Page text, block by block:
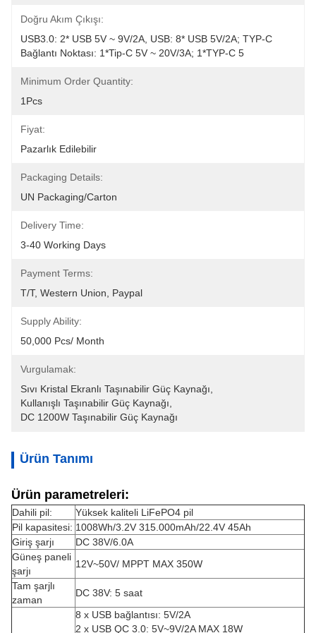
Doğru Akım Çıkışı:
USB3.0: 2* USB 5V ~ 9V/2A, USB: 8* USB 5V/2A; TYP-C
Bağlantı Noktası: 1*Tip-C 5V ~ 20V/3A; 1*TYP-C 5
Minimum Order Quantity:
1Pcs
Fiyat:
Pazarlık Edilebilir
Packaging Details:
UN Packaging/Carton
Delivery Time:
3-40 Working Days
Payment Terms:
T/T, Western Union, Paypal
Supply Ability:
50,000 Pcs/ Month
Vurgulamak:
Sıvı Kristal Ekranlı Taşınabilir Güç Kaynağı
Kullanışlı Taşınabilir Güç Kaynağı
DC 1200W Taşınabilir Güç Kaynağı
Ürün Tanımı
Ürün parametreleri:
Dahili pil:
Yüksek kaliteli LiFePO4 pil
Pil kapasitesi: 1008Wh/3.2V 315.000mAh/22.4V 45Ah
Giriş şarjı
DC 38V/6.0A
Güneş paneli
şarjı
12V~50V/ MPPT MAX 350W
Tam şarjlı
zaman
DC 38V: 5 saat
8 x USB bağlantısı: 5V/2A
2 x USB QC 3.0: 5V~9V/2A MAX 18W